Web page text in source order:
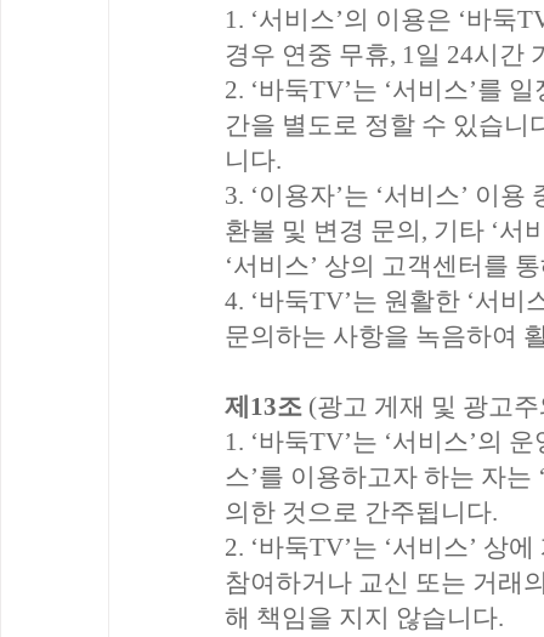
1. ‘서비스’의 이용은 ‘바둑
경우 연중 무휴, 1일 24시간
2. ‘바둑TV’는 ‘서비스’를
간을 별도로 정할 수 있습니
니다.
3. ‘이용자’는 ‘서비스’ 이
환불 및 변경 문의, 기타 ‘서
‘서비스’ 상의 고객센터를
4. ‘바둑TV’는 원활한 ‘서비
문의하는 사항을 녹음하여
제13조 (광고 게재 및 광고
1. ‘바둑TV’는 ‘서비스’의
스’를 이용하고자 하는 자는
의한 것으로 간주됩니다.
2. ‘바둑TV’는 ‘서비스’ 상
참여하거나 교신 또는 거래
해 책임을 지지 않습니다.